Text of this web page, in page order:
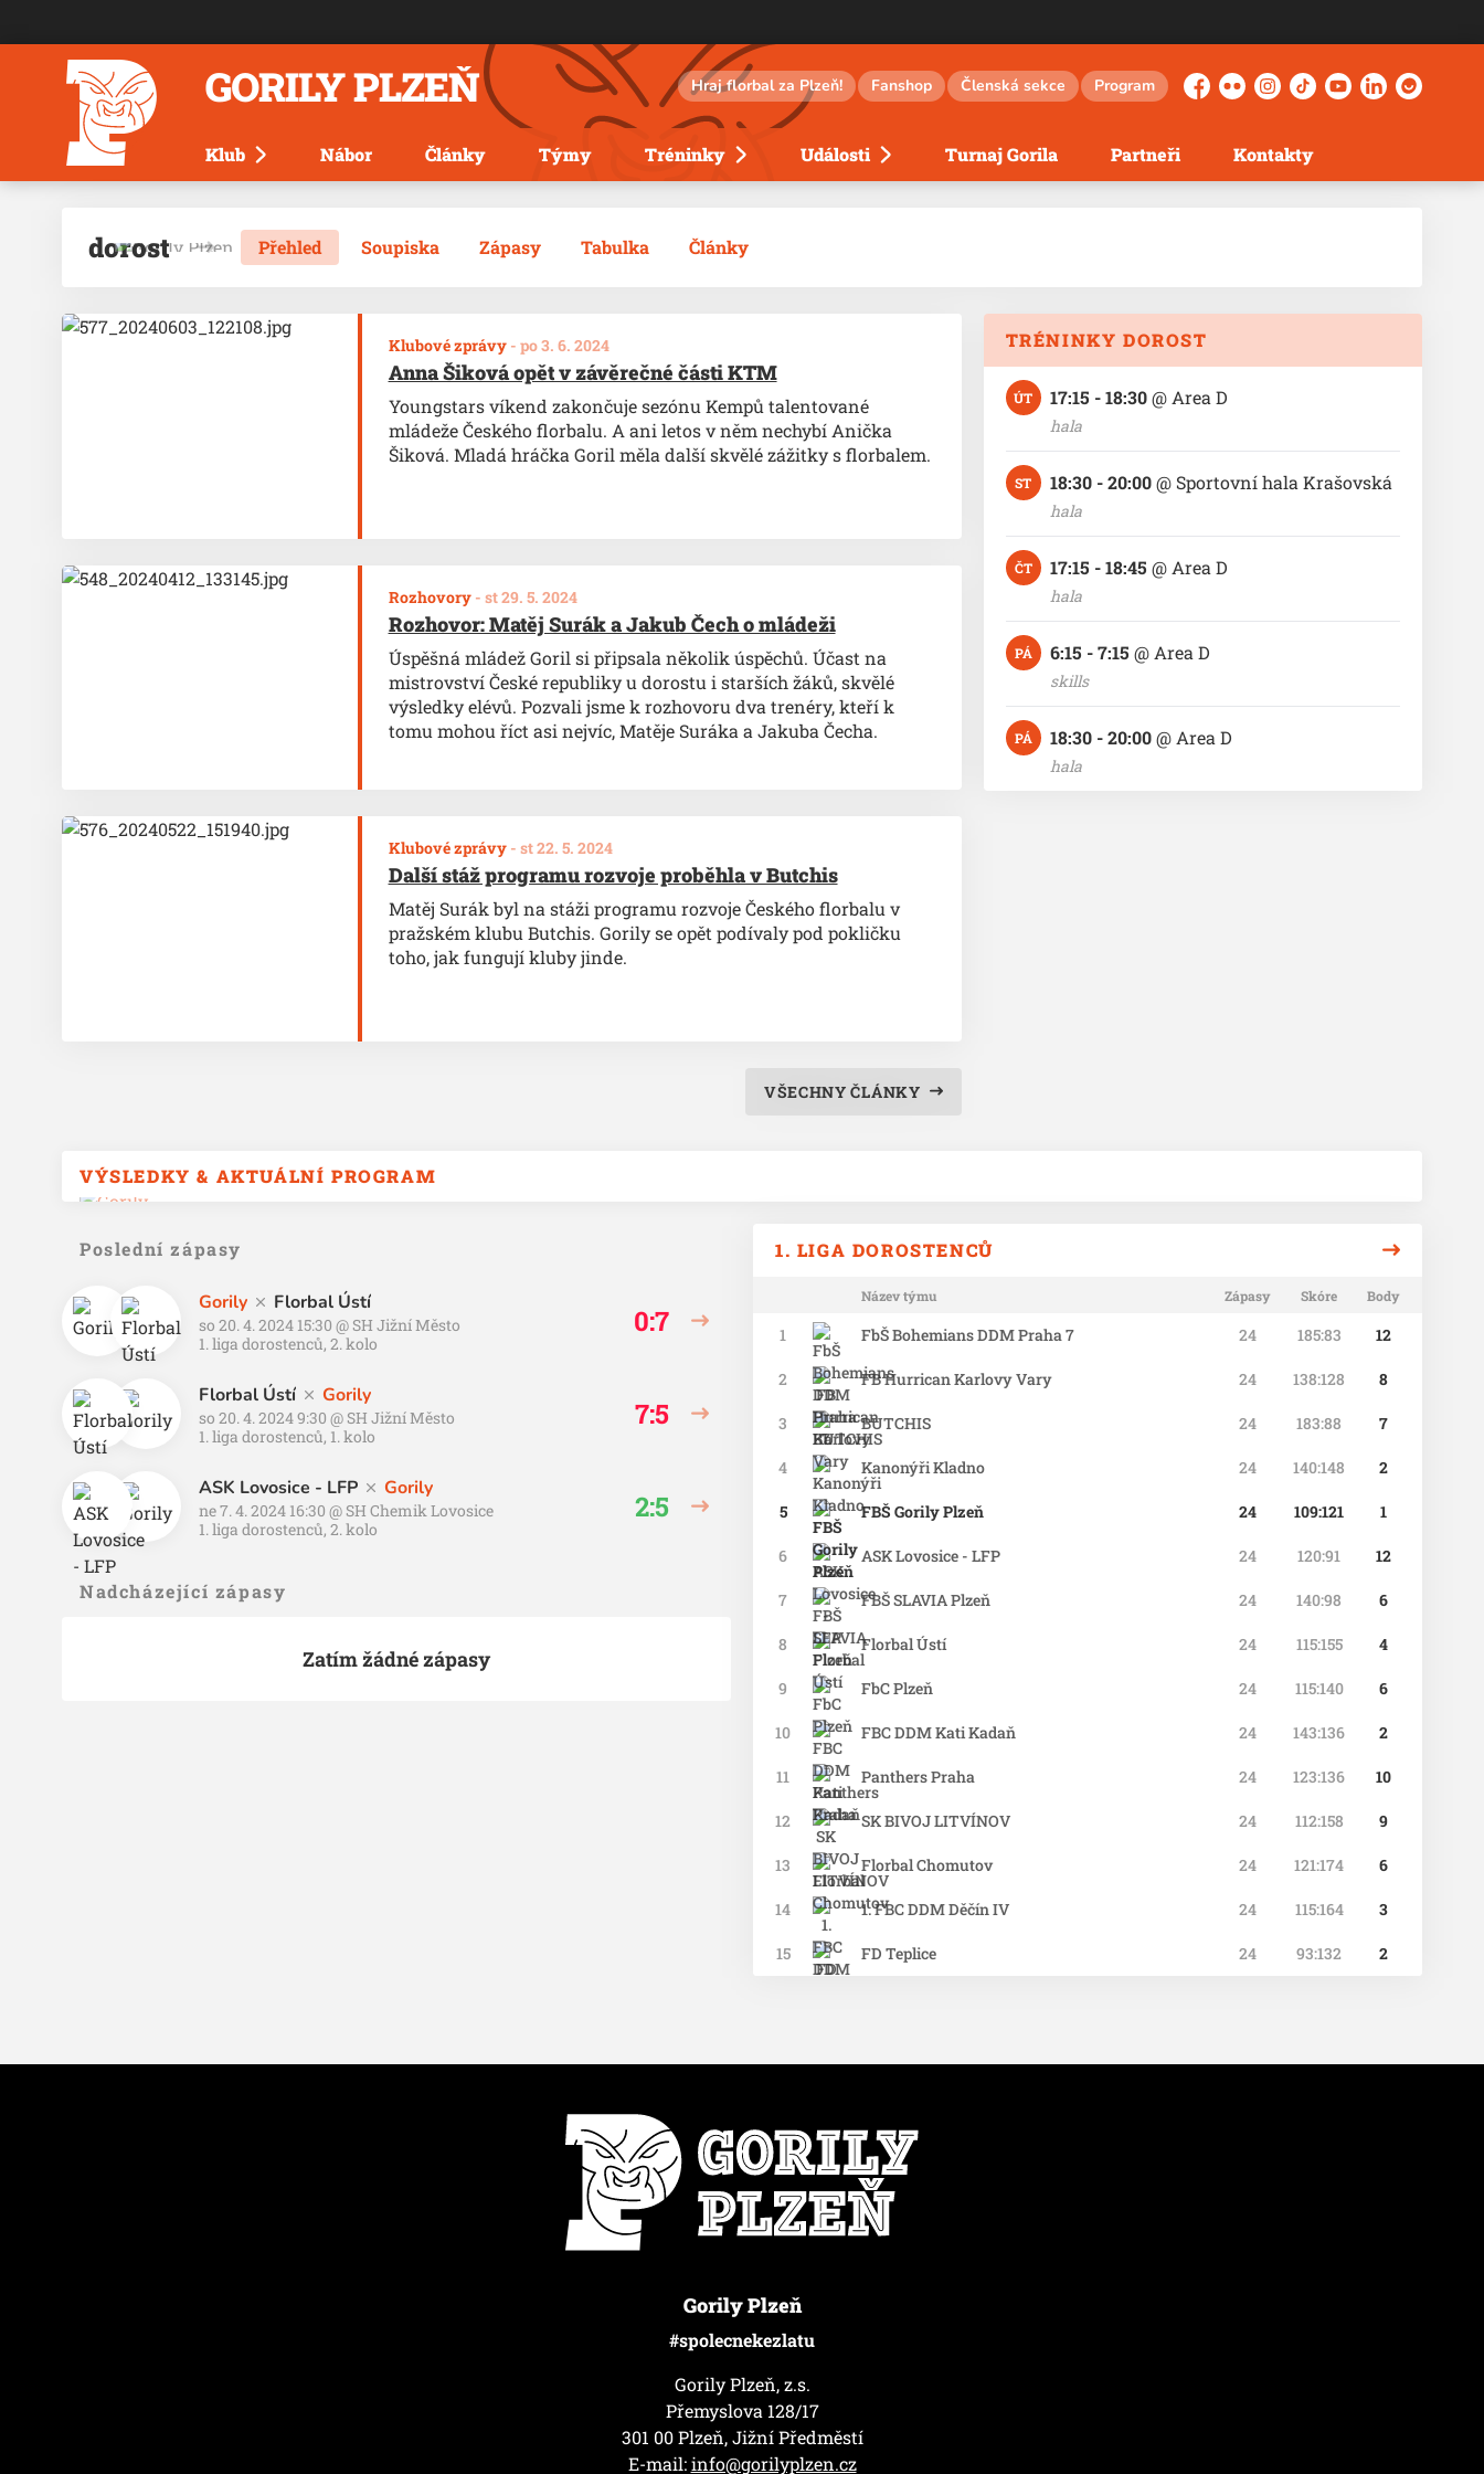
GORILY PLZEŇ Hraj florbal za Plzeň! Fanshop Členská sekce Program Facebook
FlickrInstagram
TikTokYouTubeLinkedInHerohero
Klub Nábor Články Týmy Tréninky Události Turnaj Gorila Partneři Kontakty
dorost Přehled Soupiska Zápasy Tabulka Články
Klubové zprávy- po 3. 6. 2024
Anna Šiková opět v závěrečné části KTM
Youngstars víkend zakončuje sezónu Kempů talentované
mládeže Českého florbalu. A ani letos v něm nechybí Anička
Šiková. Mladá hráčka Goril měla další skvělé zážitky s florbalem.
Rozhovory- st 29. 5. 2024
Rozhovor: Matěj Surák a Jakub Čech o mládeži
Úspěšná mládež Goril si připsala několik úspěchů. Účast na
mistrovství České republiky u dorostu i starších žáků, skvělé
výsledky elévů. Pozvali jsme k rozhovoru dva trenéry, kteří k
tomu mohou říct asi nejvíc, Matěje Suráka a Jakuba Čecha.
Klubové zprávy- st 22. 5. 2024
Další stáž programu rozvoje proběhla v Butchis
Matěj Surák byl na stáži programu rozvoje Českého florbalu v
pražském klubu Butchis. Gorily se opět podívaly pod pokličku
toho, jak fungují kluby jinde.
VŠECHNY ČLÁNKY
TRÉNINKY DOROST
ÚT 17:15 - 18:30@ Area D
hala
ST 18:30 - 20:00@ Sportovní hala Krašovská
hala
ČT 17:15 - 18:45 @ Area D
hala
PÁ 6:15 - 7:15 @ Area D
skills
PÁ 18:30 - 20:00@ Area D
hala
VÝSLEDKY & AKTUÁLNÍ PROGRAM
Poslední zápasy
Gorily Florbal Ústí
so 20. 4. 2024 15:30 @ SH Jižní Město
1. liga dorostenců, 2. kolo
0:7
Florbal Ústí Gorily
so 20. 4. 2024 9:30 @ SH Jižní Město
1. liga dorostenců, 1. kolo
7:5
ASK Lovosice - LFP Gorily
ne 7. 4. 2024 16:30 @ SH Chemik Lovosice
1. liga dorostenců, 2. kolo
2:5
Nadcházející zápasy
Zatím žádné zápasy
1. LIGA DOROSTENCŮ
Název týmu Zápasy Skóre Body
1 FbŠ Bohemians DDM Praha 7 24 185:83 12
2 FB Hurrican Karlovy Vary 24 138:128 8
3 BUTCHIS 24 183:88 7
4 Kanonýři Kladno 24 140:148 2
5 FBŠ Gorily Plzeň 24 109:121 1
6 ASK Lovosice - LFP 24 120:91 12
7 FBŠ SLAVIA Plzeň 24 140:98 6
8 Florbal Ústí 24 115:155 4
9 FbC Plzeň 24 115:140 6
10 FBC DDM Kati Kadaň 24 143:136 2
11 Panthers Praha 24 123:136 10
12 SK BIVOJ LITVÍNOV 24 112:158 9
13 Florbal Chomutov 24 121:174 6
14 1. FBC DDM Děčín IV 24 115:164 3
15 FD Teplice 24 93:132 2
Gorily Plzeň
#spolecnekezlatu
Gorily Plzeň, z.s.
Přemyslova 128/17
301 00 Plzeň, Jižní Předměstí
E-mail:info@gorilyplzen.cz